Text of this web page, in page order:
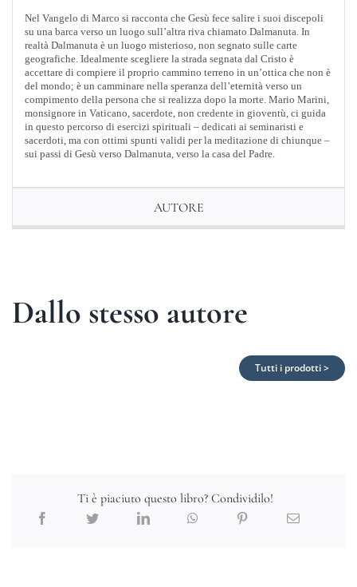
Nel Vangelo di Marco si racconta che Gesù fece salire i suoi discepoli
su una barca verso un luogo sull’altra riva chiamato Dalmanuta. In
realtà Dalmanuta è un luogo misterioso, non segnato sulle carte
geografiche. Idealmente scegliere la strada segnata dal Cristo è
accettare di compiere il proprio cammino terreno in un’ottica che non è
del mondo; è un camminare nella speranza dell’eternità verso un
compimento della persona che si realizza dopo la morte. Mario Marini,
monsignore in Vaticano, sacerdote, non credente in gioventù, ci guida
in questo percorso di esercizi spirituali – dedicati ai seminaristi e
sacerdoti, ma con ottimi spunti validi per la meditazione di chiunque –
sui passi di Gesù verso Dalmanuta, verso la casa del Padre.
AUTORE
Dallo stesso autore
Tutti i prodotti >
Ti è piaciuto questo libro? Condividilo!